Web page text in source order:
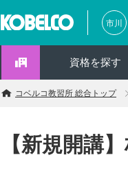
市川
資格を探す
コベルコ教習所 総合トップ
【新規開講